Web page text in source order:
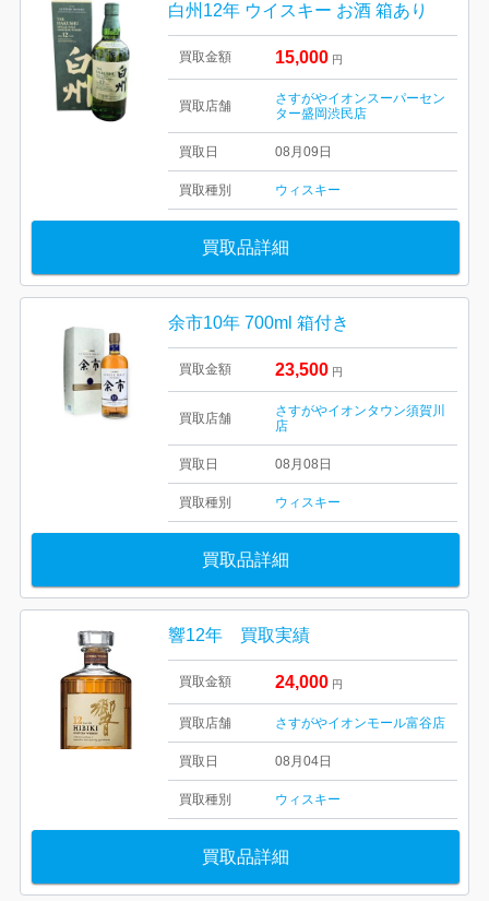
白州12年 ウイスキー お酒 箱あり
買取金額 15,000 円
買取店舗
さすがやイオンスーパーセン
ター盛岡渋民店
買取日 08月09日
買取種別 ウィスキー
買取品詳細
余市10年 700ml 箱付き
買取金額 23,500 円
買取店舗
さすがやイオンタウン須賀川
店
買取日 08月08日
買取種別 ウィスキー
買取品詳細
響12年 買取実績
買取金額 24,000 円
買取店舗 さすがやイオンモール富谷店
買取日 08月04日
買取種別 ウィスキー
買取品詳細